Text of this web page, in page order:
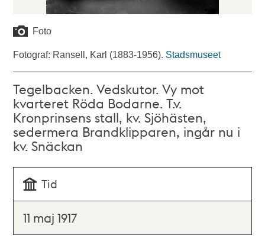
Foto
Fotograf: Ransell, Karl (1883-1956). Stadsmuseet
Tegelbacken. Vedskutor. Vy mot
kvarteret Röda Bodarne. T.v.
Kronprinsens stall, kv. Sjöhästen,
sedermera Brandklipparen, ingår nu i
kv. Snäckan
Tid
11 maj 1917